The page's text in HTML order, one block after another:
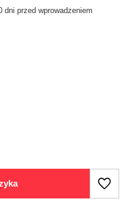
dni przed wprowadzeniem